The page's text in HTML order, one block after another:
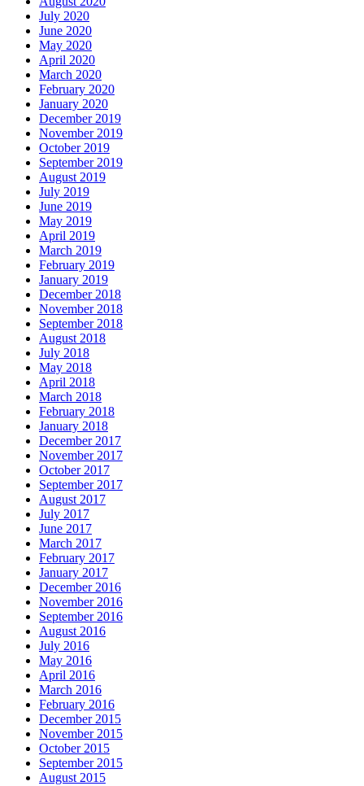
July 2020
June 2020
May 2020
April 2020
March 2020
February 2020
January 2020
December 2019
November 2019
October 2019
September 2019
August 2019
July 2019
June 2019
May 2019
April 2019
March 2019
February 2019
January 2019
December 2018
November 2018
September 2018
August 2018
July 2018
May 2018
April 2018
March 2018
February 2018
January 2018
December 2017
November 2017
October 2017
September 2017
August 2017
July 2017
June 2017
March 2017
February 2017
January 2017
December 2016
November 2016
September 2016
August 2016
July 2016
May 2016
April 2016
March 2016
February 2016
December 2015
November 2015
October 2015
September 2015
August 2015